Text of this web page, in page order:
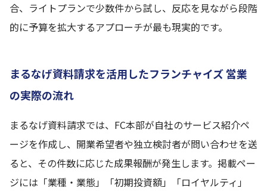
合、ライトプランで少数件から試し、反応を見ながら段階
的に予算を拡大するアプローチが最も現実的です。
まるなげ資料請求を活用したフランチャイズ 営業
の実際の流れ
まるなげ資料請求では、FC本部が自社のサービス紹介ペ
ージを作成し、開業希望者や独立検討者が問い合わせを送
ると、その件数に応じた成果報酬が発生します。掲載ペー
ジには「業種・業態」「初期投資額」「ロイヤルティ」